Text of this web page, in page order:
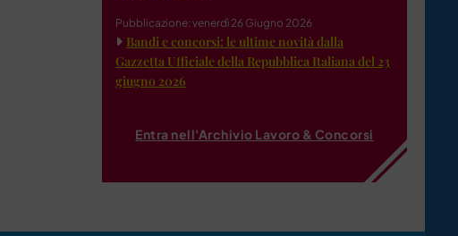
Pubblicazione: venerdì 26 Giugno 2026
Bandi e concorsi: le ultime novità dalla
Gazzetta Ufficiale della Repubblica Italiana del 23
giugno 2026
Entra nell'Archivio Lavoro & Concorsi